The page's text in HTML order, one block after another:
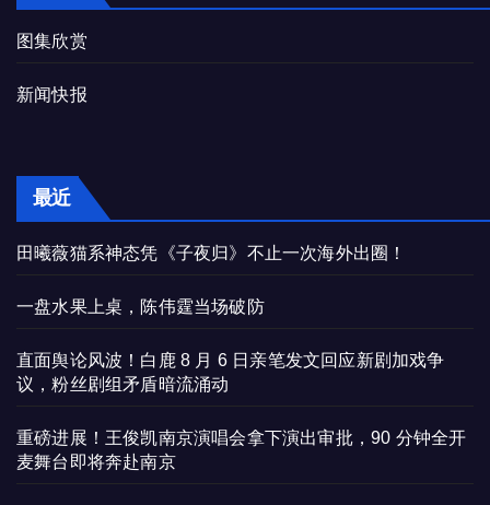
图集欣赏
新闻快报
最近
田曦薇猫系神态凭《子夜归》不止一次海外出圈！
一盘水果上桌，陈伟霆当场破防
直面舆论风波！白鹿 8 月 6 日亲笔发文回应新剧加戏争
议，粉丝剧组矛盾暗流涌动
重磅进展！王俊凯南京演唱会拿下演出审批，90 分钟全开
麦舞台即将奔赴南京